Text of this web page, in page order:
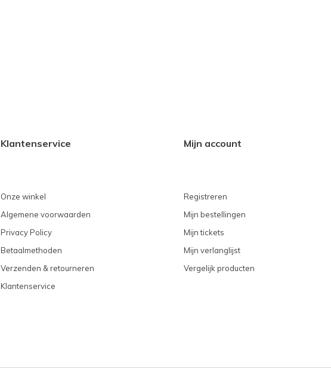
Klantenservice
Onze winkel
Algemene voorwaarden
Privacy Policy
Betaalmethoden
Verzenden & retourneren
Klantenservice
Mijn account
Registreren
Mijn bestellingen
Mijn tickets
Mijn verlanglijst
Vergelijk producten